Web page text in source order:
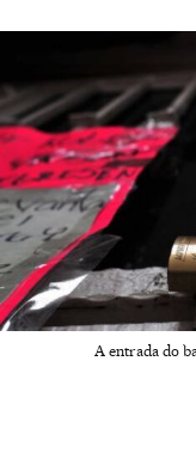
A entrada do